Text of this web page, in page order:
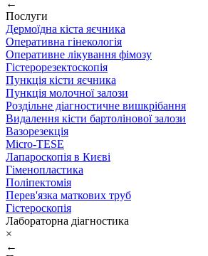
←
Послуги
Дермоїдна кіста яєчника
Оперативна гінекологія
Оперативне лікування фімозу
Гістерорезектоскопія
Пункція кісти яєчника
Пункція молочної залози
Роздільне діагностичне вишкрібання
Видалення кісти бартолінової залози
Вазорезекція
Micro-TESE
Лапароскопія в Києві
Гіменопластика
Поліпектомія
Перев'язка маткових труб
Гістероскопія
Лабораторна діагностика
×
←